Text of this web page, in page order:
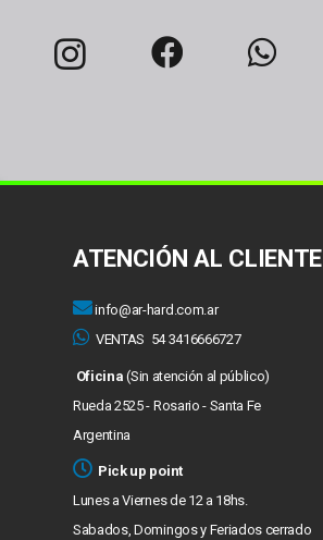
ATENCIÓN AL CLIENTE
info@ar-hard.com.ar
VENTAS 54 3416666727
Oficina(Sin atención al público)
Rueda 2525 - Rosario - Santa Fe
Argentina
Pick up point
Lunes a Viernes de 12 a 18hs.
Sabados, Domingos y Feriados cerrado